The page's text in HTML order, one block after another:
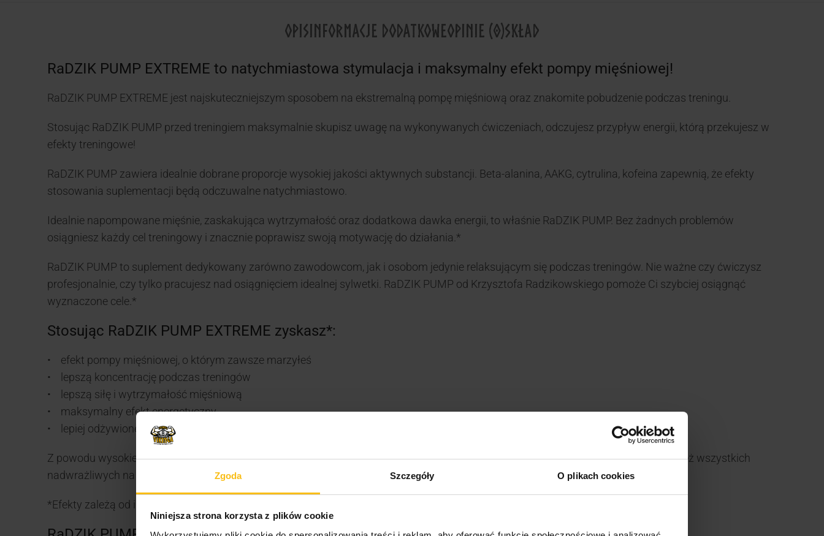
Zgoda Szczegóły O plikach cookies
Niniejsza strona korzysta z plików cookie
OPISINFORMACJE DODATKOWEOPINIE (0)SKŁAD
RaDZIK PUMP EXTREME to natychmiastowa stymulacja i maksymalny efekt pompy mięśniowej!
RaDZIK PUMP EXTREME jest najskuteczniejszym sposobem na ekstremalną pompę mięśniową oraz znakomite pobudzenie podczas treningu.
Stosując RaDZIK PUMP przed treningiem maksymalnie skupisz uwagę na wykonywanych ćwiczeniach, odczujesz przypływ energii, którą przekujesz w
efekty treningowe!
RaDZIK PUMP zawiera idealnie dobrane proporcje wysokiej jakości aktywnych substancji. Beta-alanina, AAKG, cytrulina, kofeina zapewnią, że efekty
stosowania suplementacji będą odczuwalne natychmiastowo.
Idealnie napompowane mięśnie, zaskakująca wytrzymałość oraz dodatkowa dawka energii, to właśnie RaDZIK PUMP. Bez żadnych problemów
osiągniesz każdy cel treningowy i znacznie poprawisz swoją motywację do działania.*
RaDZIK PUMP to suplement dedykowany zarówno zawodowcom, jak i osobom jedynie relaksującym się podczas treningów. Nie ważne czy ćwiczysz
profesjonalnie, czy tylko pracujesz nad osiągnięciem idealnej sylwetki. RaDZIK PUMP od Krzysztofa Radzikowskiego pomoże Ci szybciej osiągnąć
wyznaczone cele.*
Stosując RaDZIK PUMP EXTREME zyskasz*:
• efekt pompy mięśniowej, o którym zawsze marzyłeś
• lepszą koncentrację podczas treningów
• lepszą siłę i wytrzymałość mięśniową
• maksymalny efekt energetyczny
• lepiej odżywione i natlenione mięśnie
Z powodu wysokiej zawartości kofeiny preparat nie może być stosowany przez kobiety w ciąży, matki karmiące oraz dzieci, jak również wszystkich
nadwrażliwych na jej działalnie.
*Efekty zależą od indywidualnych predyspozycji.